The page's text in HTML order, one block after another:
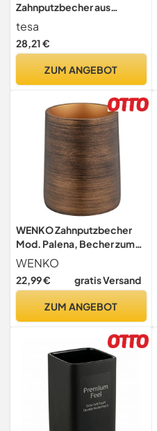
Zahnputzbecher aus
satiniertem Glas mit Halter,
matt schwarz - für Bäder im
Industrial Style und
bohrfrei, inkl. Klebelösung
tesa
28,21 €
ZUM ANGEBOT
WENKO Zahnputzbecher
Mod. Palena, Becher zum
Aufbewahren von
Zahnputzutensilien oder
Kosmetikzubehör aus dem
Polyresin in elegantem
WENKO
22,99 € gratis Versand
ZUM ANGEBOT